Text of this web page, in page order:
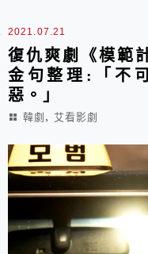
2021.07.21
復仇爽劇《模範
金句整理:「不
惡。」
韓劇 , 艾看影劇